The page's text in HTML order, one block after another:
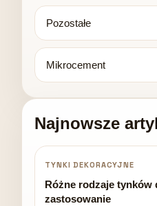
Pozostałe
Mikrocement
Najnowsze
TYNKI DEKORACYJNE
Różne rodzaje tynków
zastosowanie